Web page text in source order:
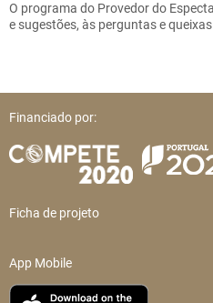
O programa do Provedor do
e sugestões, às perguntas e
Financiado por:
Ficha de projeto
App Mobile